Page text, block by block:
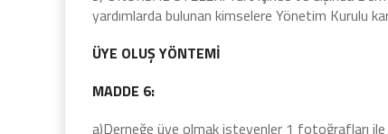
yardımlarda bulunan kimselere Yönetim Kurulu
ÜYE OLUŞ YÖNTEMİ
MADDE 6:
a)Derneğe üye olmak isteyenler 1 fotoğrafları